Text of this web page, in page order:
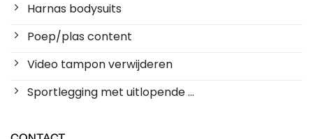
Harnas bodysuits
Poep/plas content
Video tampon verwijderen
Sportlegging met uitlopende ...